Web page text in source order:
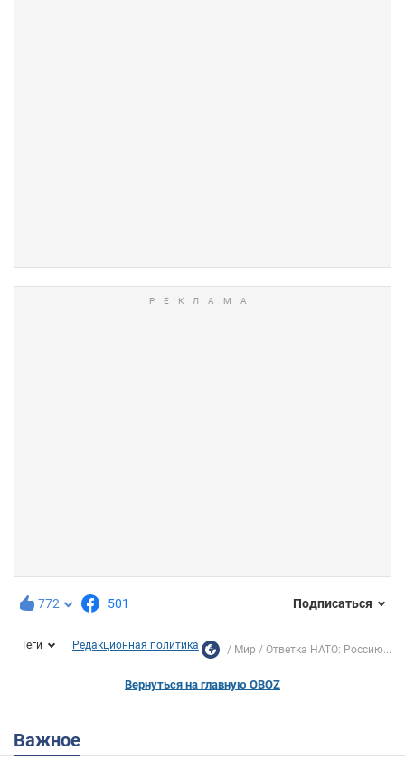
772 501 Подписаться
Теги Редакционная политика Мир Ответка НАТО: Россию...
Вернуться на главную OBOZ
Важное